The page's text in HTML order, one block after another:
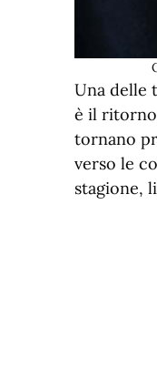
Una delle
è il
tornano
verso le
stagione,